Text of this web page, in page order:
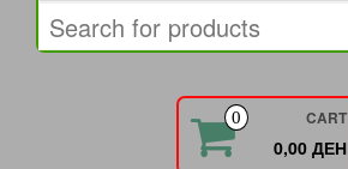
0 CART
0,00 ДЕН